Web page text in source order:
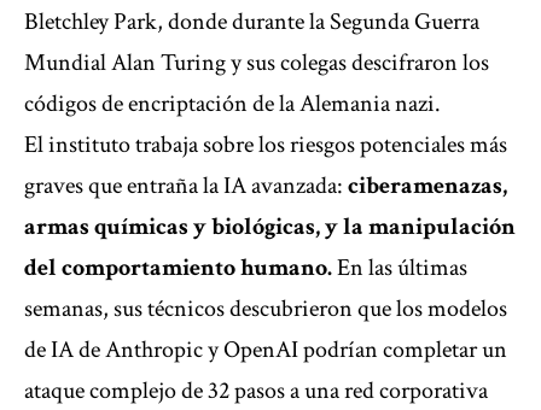
Bletchley Park, donde durante la Segunda Guerra
Mundial Alan Turing y sus colegas descifraron los
códigos de encriptación de la Alemania nazi.
El instituto trabaja sobre los riesgos potenciales más
graves que entraña la IA avanzada:ciberamenazas,
armas químicas y biológicas, y la manipulación
del comportamiento humano.En las últimas
semanas, sus técnicos descubrieron que los modelos
de IA de Anthropic y OpenAI podrían completar un
ataque complejo de 32 pasos a una red corporativa